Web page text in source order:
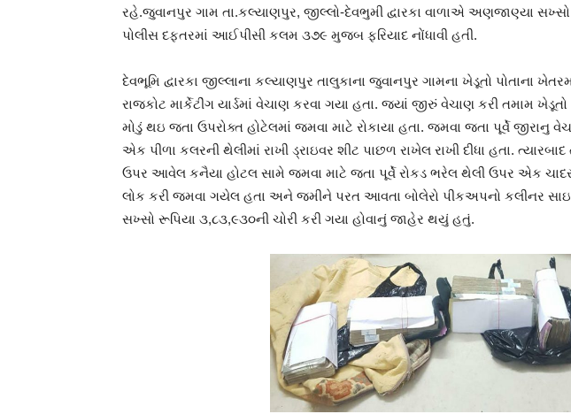
રહે.જુવાનપુર ગામ તા.કલ્યાણપુર, જીલ્લો-દેવભુમી દ્વારકા વાળાએ અણજાણ્યા
પોલીસ દફતરમાં આઈપીસી કલમ ૩૭૯ મુજબ ફરિયાદ નોંધાવી હતી.
દેવભૂમિ દ્વારકા જીલ્લાના કલ્યાણપુર તાલુકાના જુવાનપુર ગામના ખેડૂતો પોતાના
રાજકોટ માર્કેટીંગ યાર્ડમાં વેચાણ કરવા ગયા હતા. જ્યાં જીરું વેચાણ કરી તમામ ખેડૂતો
મોડું થઇ જતા ઉપરોક્ત હોટેલમાં જમવા માટે રોકાયા હતા. જમવા જતા પૂર્વે જીરાનુ
એક પીળા કલરની થેલીમાં રાખી ડ્રાઇવર શીટ પાછળ રાખેલ રાખી દીધા હતા.
ઉપર આવેલ કનૈયા હોટલ સામે જમવા માટે જતા પૂર્વે રોકડ ભરેલ થેલી ઉપર એક ચાદર
લોક કરી જમવા ગયેલ હતા અને જમીને પરત આવતા બોલેરો પીકઅપનો કલીનર
સખ્સો રૂપિયા ૩,૮૩,૯૩૦ની ચોરી કરી ગયા હોવાનું જાહેર થયું હતું.